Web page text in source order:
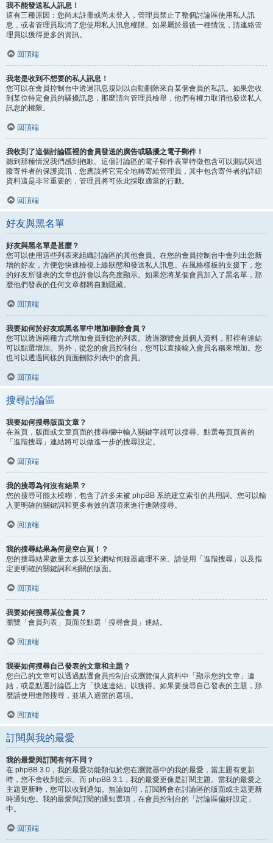
我不能發送私人訊息！
這有三種原因：您尚未註冊或尚未登入，管理員禁止了整個討論區使用私人訊
息，或者管理員取消了您使用私人訊息權限。如果屬於最後一種情況，請連絡管
理員以獲得更多的資訊。
回頂端
我老是收到不想要的私人訊息！
您可以在會員控制台中透過訊息規則以自動刪除來自某個會員的私訊。如果您收
到某位特定會員的騷擾訊息，那麼請向管理員檢舉，他們有權力取消他發送私人
訊息的權限。
回頂端
我收到了這個討論區裡的會員發送的廣告或騷擾之電子郵件！
聽到那種情況我們感到抱歉。這個討論區的電子郵件表單特徵包含可以測試與追
蹤寄件者的保護資訊，您應該將它完全地轉寄給管理員，其中包含寄件者的詳細
資料這是非常重要的，管理員將可依此採取適當的行動。
回頂端
好友與黑名單
好友與黑名單是甚麼？
您可以使用這些列表來組織討論區的其他會員。在您的會員控制台中會列出您新
增的好友，方便您快速檢視上線狀態和發送私人訊息。在風格樣板的支援下，您
的好友所發表的文章也許會以高亮度顯示。如果您將某個會員加入了黑名單，那
麼他們發表的任何文章都將自動隱藏。
回頂端
我要如何於好友或黑名單中增加/刪除會員？
您可以透過兩種方式增加會員到您的列表。透過瀏覽會員個人資料，那裡有連結
可以點選增加。另外，從您的會員控制台，您可以直接輸入會員名稱來增加。您
也可以透過同樣的頁面刪除列表中的會員。
回頂端
搜尋討論區
我要如何搜尋版面文章？
在首頁，版面或文章頁面的搜尋欄中輸入關鍵字就可以搜尋。點選每頁頁首的
「進階搜尋」連結將可以做進一步的搜尋設定。
回頂端
我的搜尋為何沒有結果？
您的搜尋可能太模糊，包含了許多未被 phpBB 系統建立索引的共用詞。您可以輸
入更明確的關鍵詞和更多有效的選項來進行進階搜尋。
回頂端
我的搜尋結果為何是空白頁！？
您的搜尋結果數量太多以至於網站伺服器處理不來。請使用「進階搜尋」以及指
定更明確的關鍵詞和相關的版面。
回頂端
我要如何搜尋某位會員？
瀏覽「會員列表」頁面並點選「搜尋會員」連結。
回頂端
我要如何搜尋自己發表的文章和主題？
您自己的文章可以透過點選會員控制台或瀏覽個人資料中「顯示您的文章」連
結，或是點選討論區上方「快速連結」以獲得。如果要搜尋自己發表的主題，那
麼請使用進階搜尋，並填入適當的選項。
回頂端
訂閱與我的最愛
我的最愛與訂閱有何不同？
在 phpBB 3.0，我的最愛功能類似於您在瀏覽器中的我的最愛，當主題有更新
時，您不會收到提示。而 phpBB 3.1，我的最愛更像是訂閱主題。當我的最愛之
主題更新時，您可以收到通知。無論如何，訂閱將會在討論區的版面或主題更新
時通知您。我的最愛與訂閱的通知選項，在會員控制台的「討論區偏好設定」
中。
回頂端